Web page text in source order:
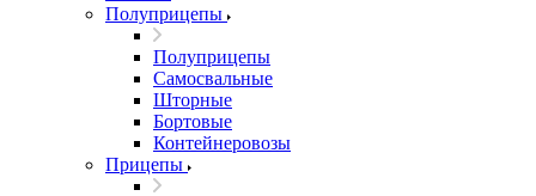
Полуприцепы
Полуприцепы
Самосвальные
Шторные
Бортовые
Контейнеровозы
Прицепы